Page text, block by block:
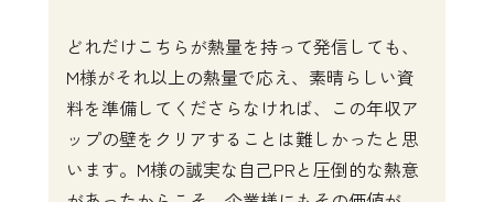
どれだけこちらが熱量を持って発信しても、
M様がそれ以上の熱量で応え、素晴らしい資
料を準備してくださらなければ、この年収ア
ップの壁をクリアすることは難しかったと思
います。M様の誠実な自己PRと圧倒的な熱意